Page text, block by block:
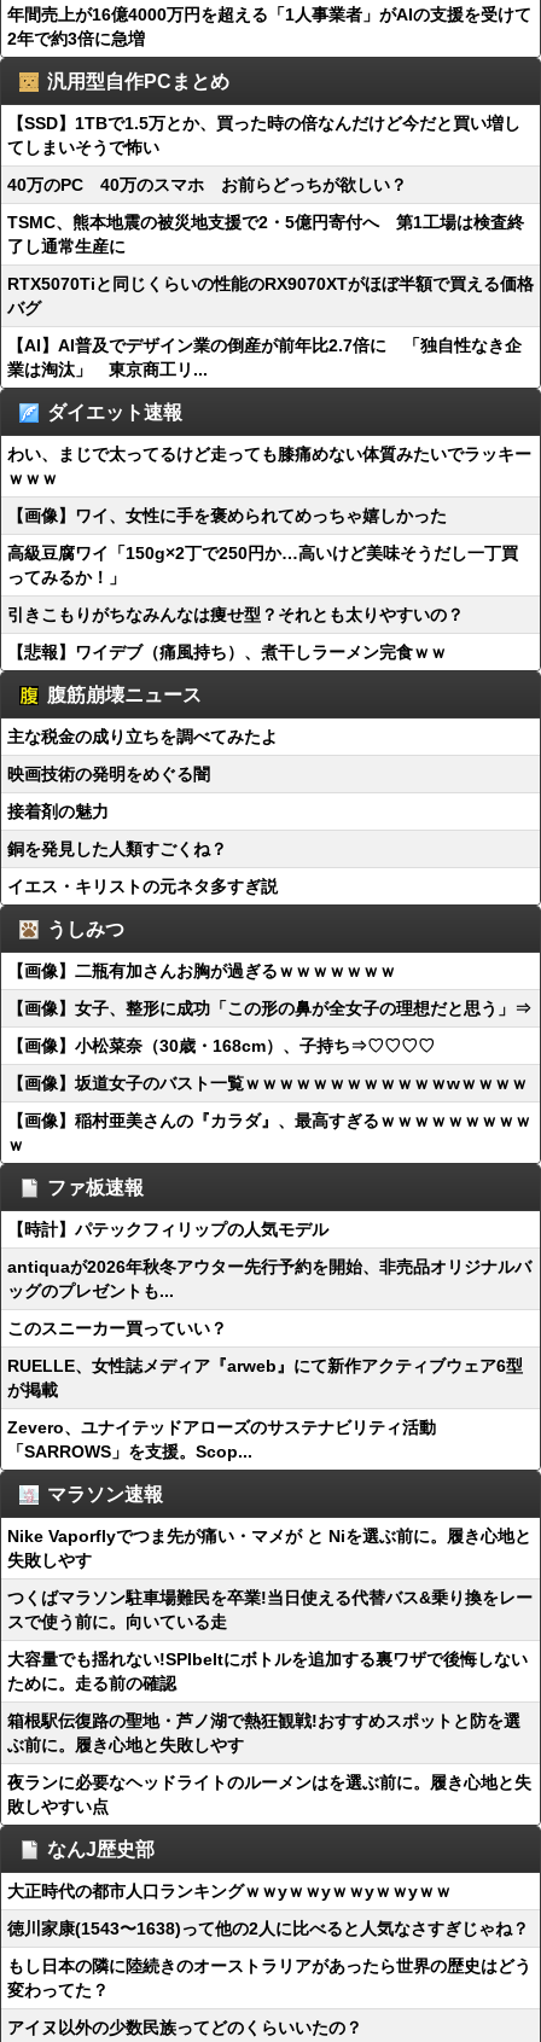
年間売上が16億4000万円を超える「1人事業者」がAIの支援を受けて
2年で約3倍に急増
汎用型自作PCまとめ
【SSD】1TBで1.5万とか、買った時の倍なんだけど今だと買い増し
てしまいそうで怖い
40万のPC 40万のスマホ お前らどっちが欲しい？
TSMC、熊本地震の被災地支援で2・5億円寄付へ 第1工場は検査終
了し通常生産に
RTX5070Tiと同じくらいの性能のRX9070XTがほぼ半額で買える価格
バグ
【AI】AI普及でデザイン業の倒産が前年比2.7倍に 「独自性なき企
業は淘汰」 東京商工リ...
ダイエット速報
わい、まじで太ってるけど走っても膝痛めない体質みたいでラッキー
ｗｗｗ
【画像】ワイ、女性に手を褒められてめっちゃ嬉しかった
高級豆腐ワイ「150g×2丁で250円か…高いけど美味そうだし一丁買
ってみるか！」
引きこもりがちなみんなは痩せ型？それとも太りやすいの？
【悲報】ワイデブ（痛風持ち）、煮干しラーメン完食ｗｗ
腹筋崩壊ニュース
主な税金の成り立ちを調べてみたよ
映画技術の発明をめぐる闇
接着剤の魅力
銅を発見した人類すごくね？
イエス・キリストの元ネタ多すぎ説
うしみつ
【画像】二瓶有加さんお胸が過ぎるｗｗｗｗｗｗｗ
【画像】女子、整形に成功「この形の鼻が全女子の理想だと思う」⇒
【画像】小松菜奈（30歳・168cm）、子持ち⇒♡♡♡♡
【画像】坂道女子のバスト一覧ｗｗｗｗｗｗｗｗｗｗｗｗwｗｗｗｗ
【画像】稲村亜美さんの『カラダ』、最高すぎるｗｗｗｗｗｗｗｗｗ
ｗ
ファ板速報
【時計】パテックフィリップの人気モデル
antiquaが2026年秋冬アウター先行予約を開始、非売品オリジナルバ
ッグのプレゼントも...
このスニーカー買っていい？
RUELLE、女性誌メディア『arweb』にて新作アクティブウェア6型
が掲載
Zevero、ユナイテッドアローズのサステナビリティ活動
「SARROWS」を支援。Scop...
マラソン速報
Nike Vaporflyでつま先が痛い・マメが と Niを選ぶ前に。履き心地と
失敗しやす
つくばマラソン駐車場難民を卒業!当日使える代替バス&乗り換をレー
スで使う前に。向いている走
大容量でも揺れない!SPIbeltにボトルを追加する裏ワザで後悔しない
ために。走る前の確認
箱根駅伝復路の聖地・芦ノ湖で熱狂観戦!おすすめスポットと防を選
ぶ前に。履き心地と失敗しやす
夜ランに必要なヘッドライトのルーメンはを選ぶ前に。履き心地と失
敗しやすい点
なんJ歴史部
大正時代の都市人口ランキングｗｗyｗｗyｗｗyｗｗyｗｗ
徳川家康(1543〜1638)って他の2人に比べると人気なさすぎじゃね？
もし日本の隣に陸続きのオーストラリアがあったら世界の歴史はどう
変わってた？
アイヌ以外の少数民族ってどのくらいいたの？